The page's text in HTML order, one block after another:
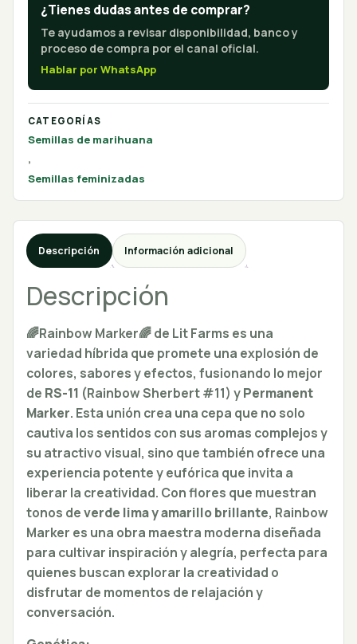
¿Tienes dudas antes de comprar?
Te ayudamos a revisar disponibilidad, banco y
proceso de compra por el canal oficial.
Hablar por WhatsApp
CATEGORÍAS
Semillas de marihuana
,
Semillas feminizadas
Descripción Información adicional
Descripción
🌈Rainbow Marker🌈 de Lit Farms es una
variedad híbrida que promete una explosión de
colores, sabores y efectos, fusionando lo mejor
de RS-11 (Rainbow Sherbert #11) yPermanent
Marker. Esta unión crea una cepa que no solo
cautiva los sentidos con sus aromas complejos y
su atractivo visual, sino que también ofrece una
experiencia potente y eufórica que invita a
liberar la creatividad. Con flores que muestran
tonos deverde lima y amarillo brillante, Rainbow
Marker es una obra maestra moderna diseñada
para cultivar inspiración y alegría, perfecta para
quienes buscan explorar la creatividad o
disfrutar de momentos de relajación y
conversación.